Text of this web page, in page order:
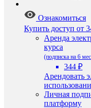
Ознакомиться
Купить доступ от
Аренда
курса
(подписка на 6
344 ₽
Арендовать
Личная
платформу